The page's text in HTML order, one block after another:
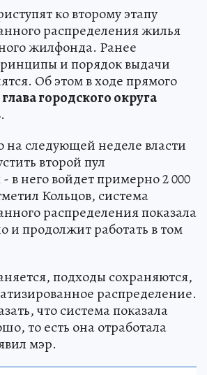
ко второму этапу
распределения жилья
жилфонда. Ранее
и порядок выдачи
Об этом в ходе прямого
глава городского округа
.
на следующей неделе власти
второй пул
в него войдет примерно 2 000
Кольцов, система
распределения показала
и продолжит работать в том
подходы сохраняются,
распределение.
что система показала
то есть она отработала
мэр.